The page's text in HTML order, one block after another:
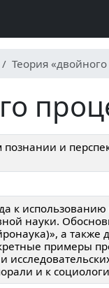
Теория
и
к
науки.
а
примеры
и к